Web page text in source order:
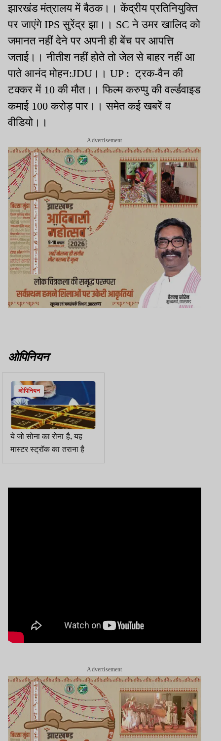
झारखंड मंत्रालय में बैठक।। केंद्रीय प्रतिनियुक्ति
पर जाएंगे IPS सुरेंद्र झा।। SC ने उमर खालिद को
जमानत नहीं देने पर अपनी ही बेंच पर आपत्ति
जताई।। नीतीश नहीं होते तो जेल से बाहर नहीं आ
पाते आनंद मोहन:JDU।। UP : ट्रक-वैन की
टक्कर में 10 की मौत।। फिल्म करुप्पु की वर्ल्डवाइड
कमाई 100 करोड़ पार।। समेत कई खबरें व
वीडियो।।
Advertisement
ओपिनियन
ओपिनियन
ये जो सोना का रोना है, यह
मास्टर स्ट्रॉक का तराना है
Advertisement